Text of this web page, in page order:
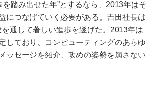
踏み出せた年”とするなら、2013年はそ
につなげていく必要がある。吉田社長は
通して著しい進歩を遂げた。2013年は
しており、コンピューティングのあらゆ
ッセージを紹介、攻めの姿勢を崩さない